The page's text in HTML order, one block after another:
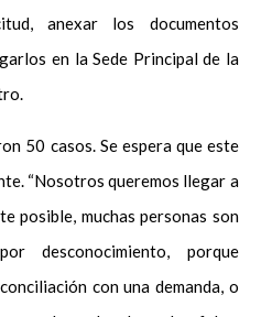
anexar los documentos
en la Sede Principal de la
50 casos. Se espera que este
“Nosotros queremos llegar a
posible, muchas personas son
desconocimiento, porque
con una demanda, o